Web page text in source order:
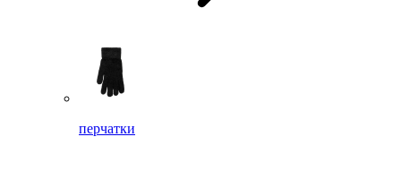
перчатки